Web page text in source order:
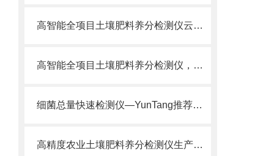
高智能全项目土壤肥料养分检测仪云唐*，可批发
高智能全项目土壤肥料养分检测仪，云唐厂家带您认清土壤问题
细菌总量快速检测仪—YunTang推荐、自主研发
高精度农业土壤肥料养分检测仪生产厂家选云唐